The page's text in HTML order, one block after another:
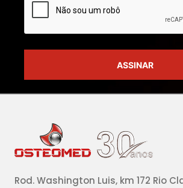
Rod. Washington Luis, km 172 Rio